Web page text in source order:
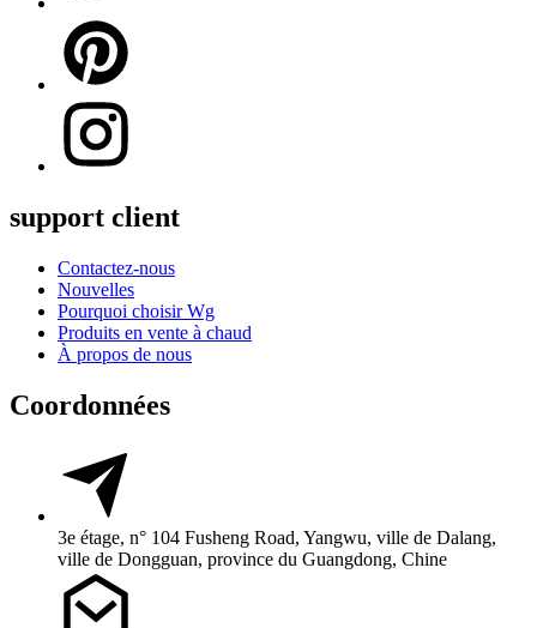
support client
Contactez-nous
Nouvelles
Pourquoi choisir Wg
Produits en vente à chaud
À propos de nous
Coordonnées
3e étage, n° 104 Fusheng Road, Yangwu, ville de Dalang,
ville de Dongguan, province du Guangdong, Chine